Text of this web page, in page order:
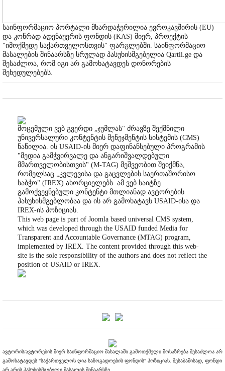
საინფორმაციო პორტალი მხარდაჭერილია ევროკავშირის (EU)
და კონრად ადენაუერის ფონდის (KAS) მიერ, პროექტის
"იმოქმედე საქართველოსთვის" ფარგლებში. საინფორმაციო
მასალების შინაარსზე სრულად პასუხისმგებელია Qartli.ge და
შესაძლოა, რომ იგი არ გამოხატავდეს დონორების
შეხედულებებს.
მოცემული ვებ გვერდი „ჯუმლას" ძრავზე შექმნილი
უნივერსალური კონტენტის მენეჯმენტის სისტემის (CMS)
ნაწილია. ის USAID-ის მიერ დაფინანსებული პროგრამის
"მედია გამჭვირვალე და ანგარიშვალდებული
მმართველობისთვის" (M-TAG) მეშვეობით შეიქმნა,
რომელსაც „კვლევისა და გაცვლების საერთაშორისო
საბჭო" (IREX) ახორციელებს. ამ ვებ საიტზე
გამოქვეყნებული კონტენტი მთლიანად ავტორების
პასუხისმგებლობაა და ის არ გამოხატავს USAID-ისა და
IREX-ის პოზიციას.
This web page is part of Joomla based universal CMS system,
which was developed through the USAID funded Media for
Transparent and Accountable Governance (MTAG) program,
implemented by IREX. The content provided through this web-
site is the sole responsibility of the authors and does not reflect the
position of USAID or IREX.
ავტორის/ავტორების მიერ საინფორმაციო მასალაში გამოთქმული მოსაზრება შესაძლოა არ
გამოხატავდეს "საქართველოს ღია საზოგადოების ფონდის" პოზიციას. შესაბამისად, ფონდი
არ არის პასუხისმგებელი მასალის შინაარსზე.